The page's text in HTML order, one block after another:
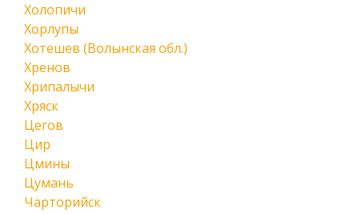
Холопичи
Хорлупы
Хотешев (Волынская обл.)
Хренов
Хрипалычи
Хряск
Цегов
Цир
Цмины
Цумань
Чарторийск